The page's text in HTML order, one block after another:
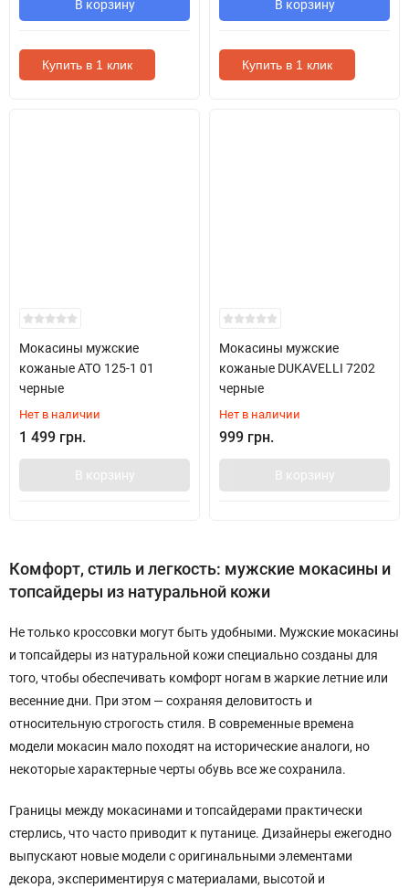
В корзину
Купить в 1 клик
В корзину
Купить в 1 клик
Мокасины мужские
кожаные ATO 125-1 01
черные
Нет в наличии
1 499 грн.
В корзину
Мокасины мужские
кожаные DUKAVELLI 7202
черные
Нет в наличии
999 грн.
В корзину
Комфорт, стиль и легкость: мужские мокасины и
топсайдеры из натуральной кожи
Не только кроссовки могут быть удобными. Мужские мокасины
и топсайдеры из натуральной кожи специально созданы для
того, чтобы обеспечивать комфорт ногам в жаркие летние или
весенние дни. При этом — сохраняя деловитость и
относительную строгость стиля. В современные времена
модели мокасин мало походят на исторические аналоги, но
некоторые характерные черты обувь все же сохранила.
Границы между мокасинами и топсайдерами практически
стерлись, что часто приводит к путанице. Дизайнеры ежегодно
выпускают новые модели с оригинальными элементами
декора, экспериментируя с материалами, высотой и